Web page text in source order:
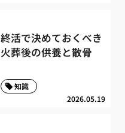
終活で決めておくべき
火葬後の供養と散骨
2026.05.19
知識